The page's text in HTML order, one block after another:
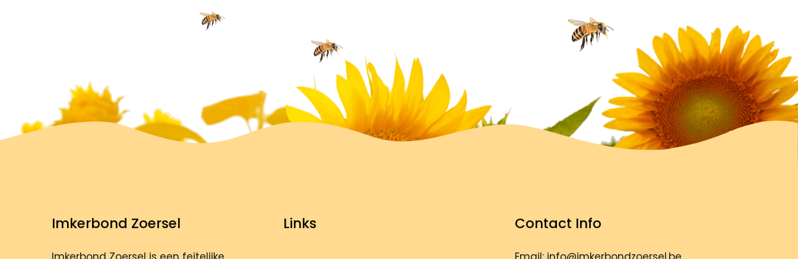
Imkerbond Zoersel Links Contact Info